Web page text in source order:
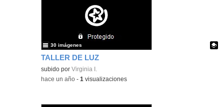
TALLER DE LUZ
Contenido educativo.
subido porVirginia I.
30 imágenes
-hace un año -1 visualizaciones